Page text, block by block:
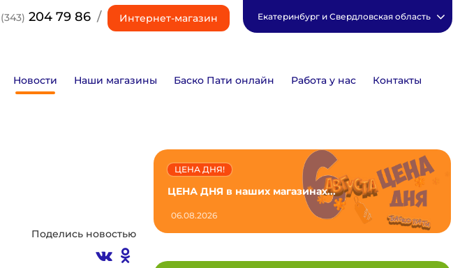
204 79 86 / Интернет-магазин Екатеринбург и Свердловская область
Новости Наши магазины Баско Пати онлайн Работа у нас Контакты
Поделись новостью
ЦЕНА ДНЯ в наших магазинах...
ЦЕНА ДНЯ!
06.08.2026